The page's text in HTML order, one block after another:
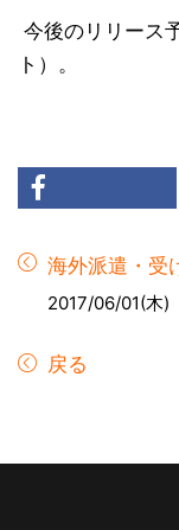
今後のリリース
ト）。
海外派遣・受
2017/06/01(木)
戻る